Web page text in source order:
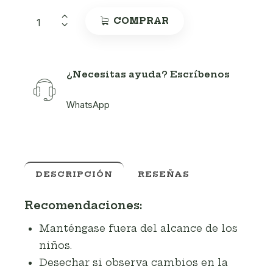
COMPRAR
¿Necesitas ayuda? Escríbenos
WhatsApp
DESCRIPCIÓN RESEÑAS
Recomendaciones:
Manténgase fuera del alcance de los
niños.
Desechar si observa cambios en la